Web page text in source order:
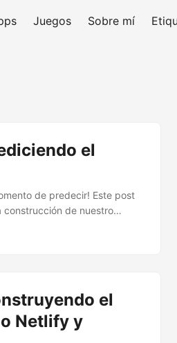
Juegos Sobre mí
el
de predecir! Este post
construcción de nuestro
visualizado en nuestro
el
Netlify y